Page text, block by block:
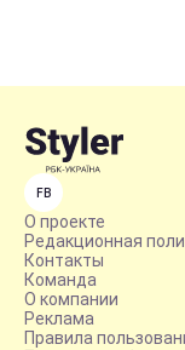
FB
О проекте
Редакционная
Контакты
Команда
О компании
Реклама
Правила